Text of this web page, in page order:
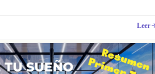
Leer